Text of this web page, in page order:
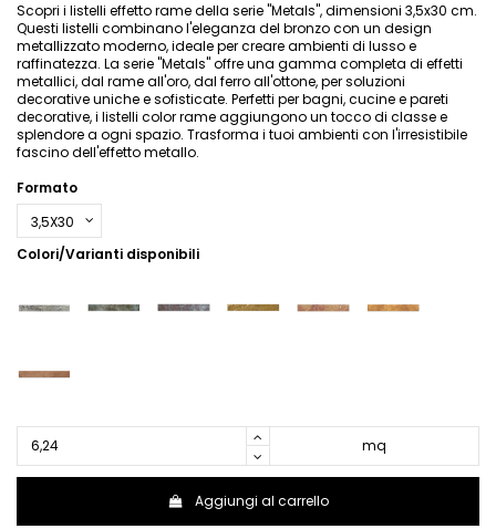
Scopri i listelli effetto rame della serie "Metals", dimensioni 3,5x30 cm.
Questi listelli combinano l'eleganza del bronzo con un design
metallizzato moderno, ideale per creare ambienti di lusso e
raffinatezza. La serie "Metals" offre una gamma completa di effetti
metallici, dal rame all'oro, dal ferro all'ottone, per soluzioni
decorative uniche e sofisticate. Perfetti per bagni, cucine e pareti
decorative, i listelli color rame aggiungono un tocco di classe e
splendore a ogni spazio. Trasforma i tuoi ambienti con l'irresistibile
fascino dell'effetto metallo.
Formato
Colori/Varianti disponibili
mq
Aggiungi al carrello